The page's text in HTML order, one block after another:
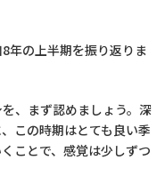
年の上半期を振り返りま
、まず認めましょう。深
この時期はとても良い季
ことで、感覚は少しずつ